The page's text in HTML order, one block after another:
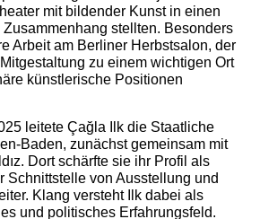
mit bildender Kunst in einen
stellten. Besonders
Arbeit am Berliner Herbstsalon, der
zu einem wichtigen Ort
künstlerische Positionen
leitete Çağla Ilk die Staatliche
Baden, zunächst gemeinsam mit
Dort schärfte sie ihr Profil als
Schnittstelle von Ausstellung und
Klang versteht Ilk dabei als
und politisches Erfahrungsfeld.